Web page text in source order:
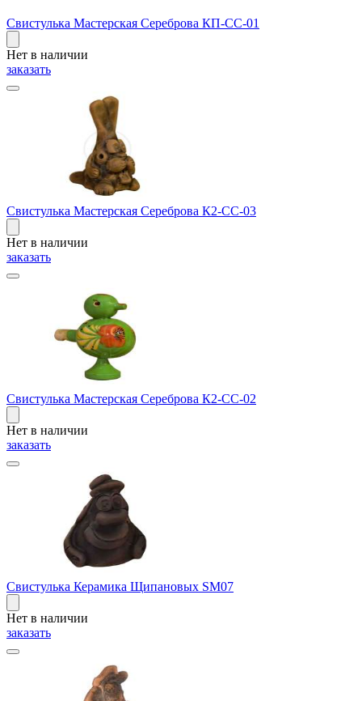
Свистулька Мастерская Сереброва КП-СС-01
Нет в наличии
заказать
Свистулька Мастерская Сереброва К2-СС-03
Нет в наличии
заказать
Свистулька Мастерская Сереброва К2-СС-02
Нет в наличии
заказать
Свистулька Керамика Щипановых SM07
Нет в наличии
заказать